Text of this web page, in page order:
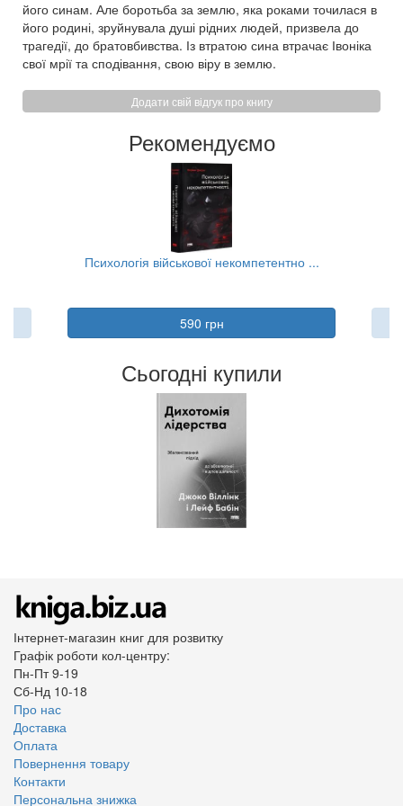
його синам. Але боротьба за землю, яка роками точилася в
його родині, зруйнувала душі рідних людей, призвела до
трагедії, до братовбивства. Із втратою сина втрачає Івоніка
свої мрії та сподівання, свою віру в землю.
Додати свій відгук про книгу
Рекомендуємо
Психологія військової некомпетентно ...
590 грн
Сьогодні купили
Інтернет-магазин книг для розвитку
Графік роботи кол-центру:
Пн-Пт 9-19
Сб-Нд 10-18
Про нас
Доставка
Оплата
Повернення товару
Контакти
Персональна знижка